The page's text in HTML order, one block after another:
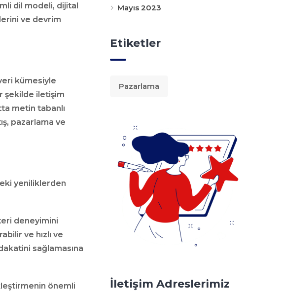
dil modeli, dijital
ve devrim
kümesiyle
şekilde iletişim
metin tabanlı
pazarlama ve
yeniliklerden
deneyimini
ve hızlı ve
sağlamasına
önemli
Mayıs 2023
Etiketler
Pazarlama
İletişim Adreslerimiz